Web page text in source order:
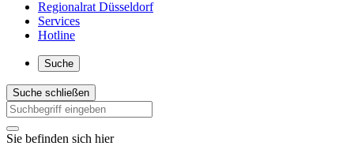
Regionalrat Düsseldorf
Services
Hotline
Suche
Suche schließen
Sie befinden sich hier